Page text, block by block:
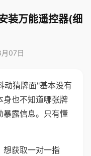
装万能遥控器(细
07日
动猜牌面"基本没有
身也不知道哪张牌
暴露信息。只有懂
想获取一对一指